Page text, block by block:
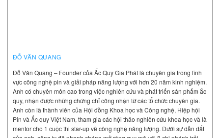
ĐỖ VĂN QUANG
Đỗ Văn Quang – Founder của Ắc Quy Gia Phát là chuyên gia trong lĩnh
vực công nghệ pin và giải pháp năng lượng với hơn 20 năm kinh nghiệm.
Anh có chuyên môn cao trong việc nghiên cứu và phát triển sản phẩm ắc
quy, nhận được những chứng chỉ công nhận từ các tổ chức chuyên gia.
Anh còn là thành viên của Hội đồng Khoa học và Công nghệ, Hiệp hội
Pin và Ắc quy Việt Nam, tham gia các hội thảo nghiên cứu khoa học và là
mentor cho 1 cuộc thi star-up về công nghệ năng lượng. Dưới sự dẫn dắt